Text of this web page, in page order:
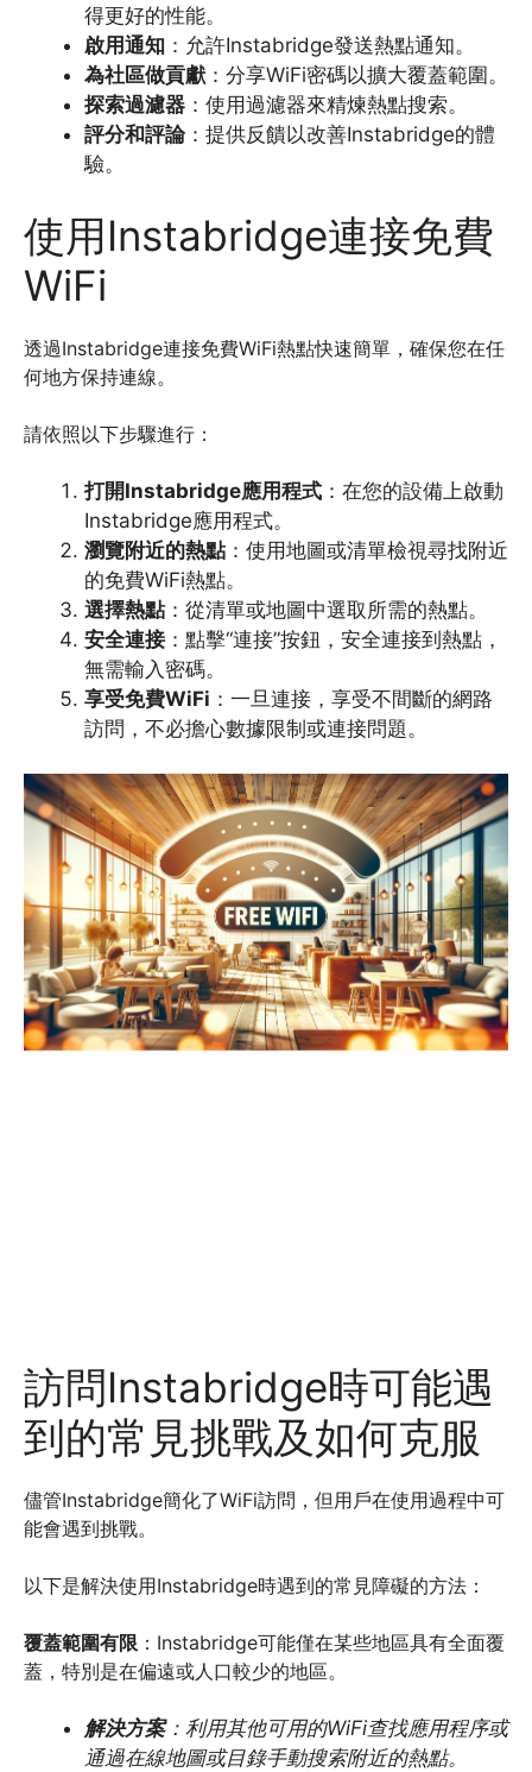
得更好的性能。
啟用通知 ：允許Instabridge發送熱點通知。
為社區做貢獻 ：分享WiFi密碼以擴大覆蓋範圍。
探索過濾器 ：使用過濾器來精煉熱點搜索。
評分和評論：提供反饋以改善Instabridge的體
驗。
使用Instabridge連接免費
WiFi
透過Instabridge連接免費WiFi熱點快速簡單，確保您在任
何地方保持連線。
請依照以下步驟進行：
打開Instabridge應用程式 ：在您的設備上啟動
Instabridge應用程式。
瀏覽附近的熱點 ：使用地圖或清單檢視尋找附近
的免費WiFi熱點。
選擇熱點 ：從清單或地圖中選取所需的熱點。
安全連接 ：點擊“連接”按鈕，安全連接到熱點，
無需輸入密碼。
享受免費WiFi ：一旦連接，享受不間斷的網路
訪問，不必擔心數據限制或連接問題。
訪問Instabridge時可能遇
到的常見挑戰及如何克服
儘管Instabridge簡化了WiFi訪問，但用戶在使用過程中可
能會遇到挑戰。
以下是解決使用Instabridge時遇到的常見障礙的方法：
覆蓋範圍有限 ：Instabridge可能僅在某些地區具有全面覆
蓋，特別是在偏遠或人口較少的地區。
解決方案：利用其他可用的WiFi查找應用程序或
通過在線地圖或目錄手動搜索附近的熱點。